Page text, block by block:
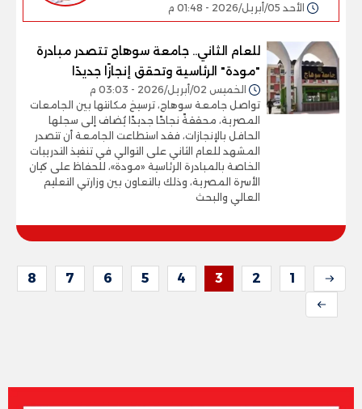
الأحد 05/أبريل/2026 - 01:48 م
للعام الثاني.. جامعة سوهاج تتصدر مبادرة
"مودة" الرئاسية وتحقق إنجازًا جديدًا
الخميس 02/أبريل/2026 - 03:03 م
تواصل جامعة سوهاج، ترسيخ مكانتها بين الجامعات
المصرية، محققةً نجاحًا جديدًا يُضاف إلى سجلها
الحافل بالإنجازات، فقد استطاعت الجامعة أن تتصدر
المشهد للعام الثاني على التوالي في تنفيذ التدريبات
الخاصة بالمبادرة الرئاسية «مودة»، للحفاظ على كيان
الأسرة المصرية، وذلك بالتعاون بين وزارتي التعليم
العالي والبحث
1
2
3
4
5
6
7
8